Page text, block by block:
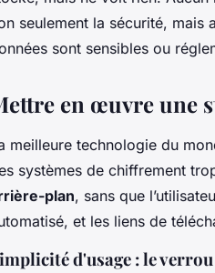
seulement la sécurité, mais
sont sensibles ou
en œuvre une
meilleure technologie du
systèmes de chiffrement
plan, sans que
et les liens de
d'usage : le